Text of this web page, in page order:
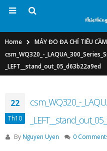
Home
MÁY ĐO ĐA CHỈ TIÊU
csm_WQ320_-
_LEFT__stand_out_05_d63b22a9ed
22
Th10
csm_WQ320_-
By Nguyen Uyen 0